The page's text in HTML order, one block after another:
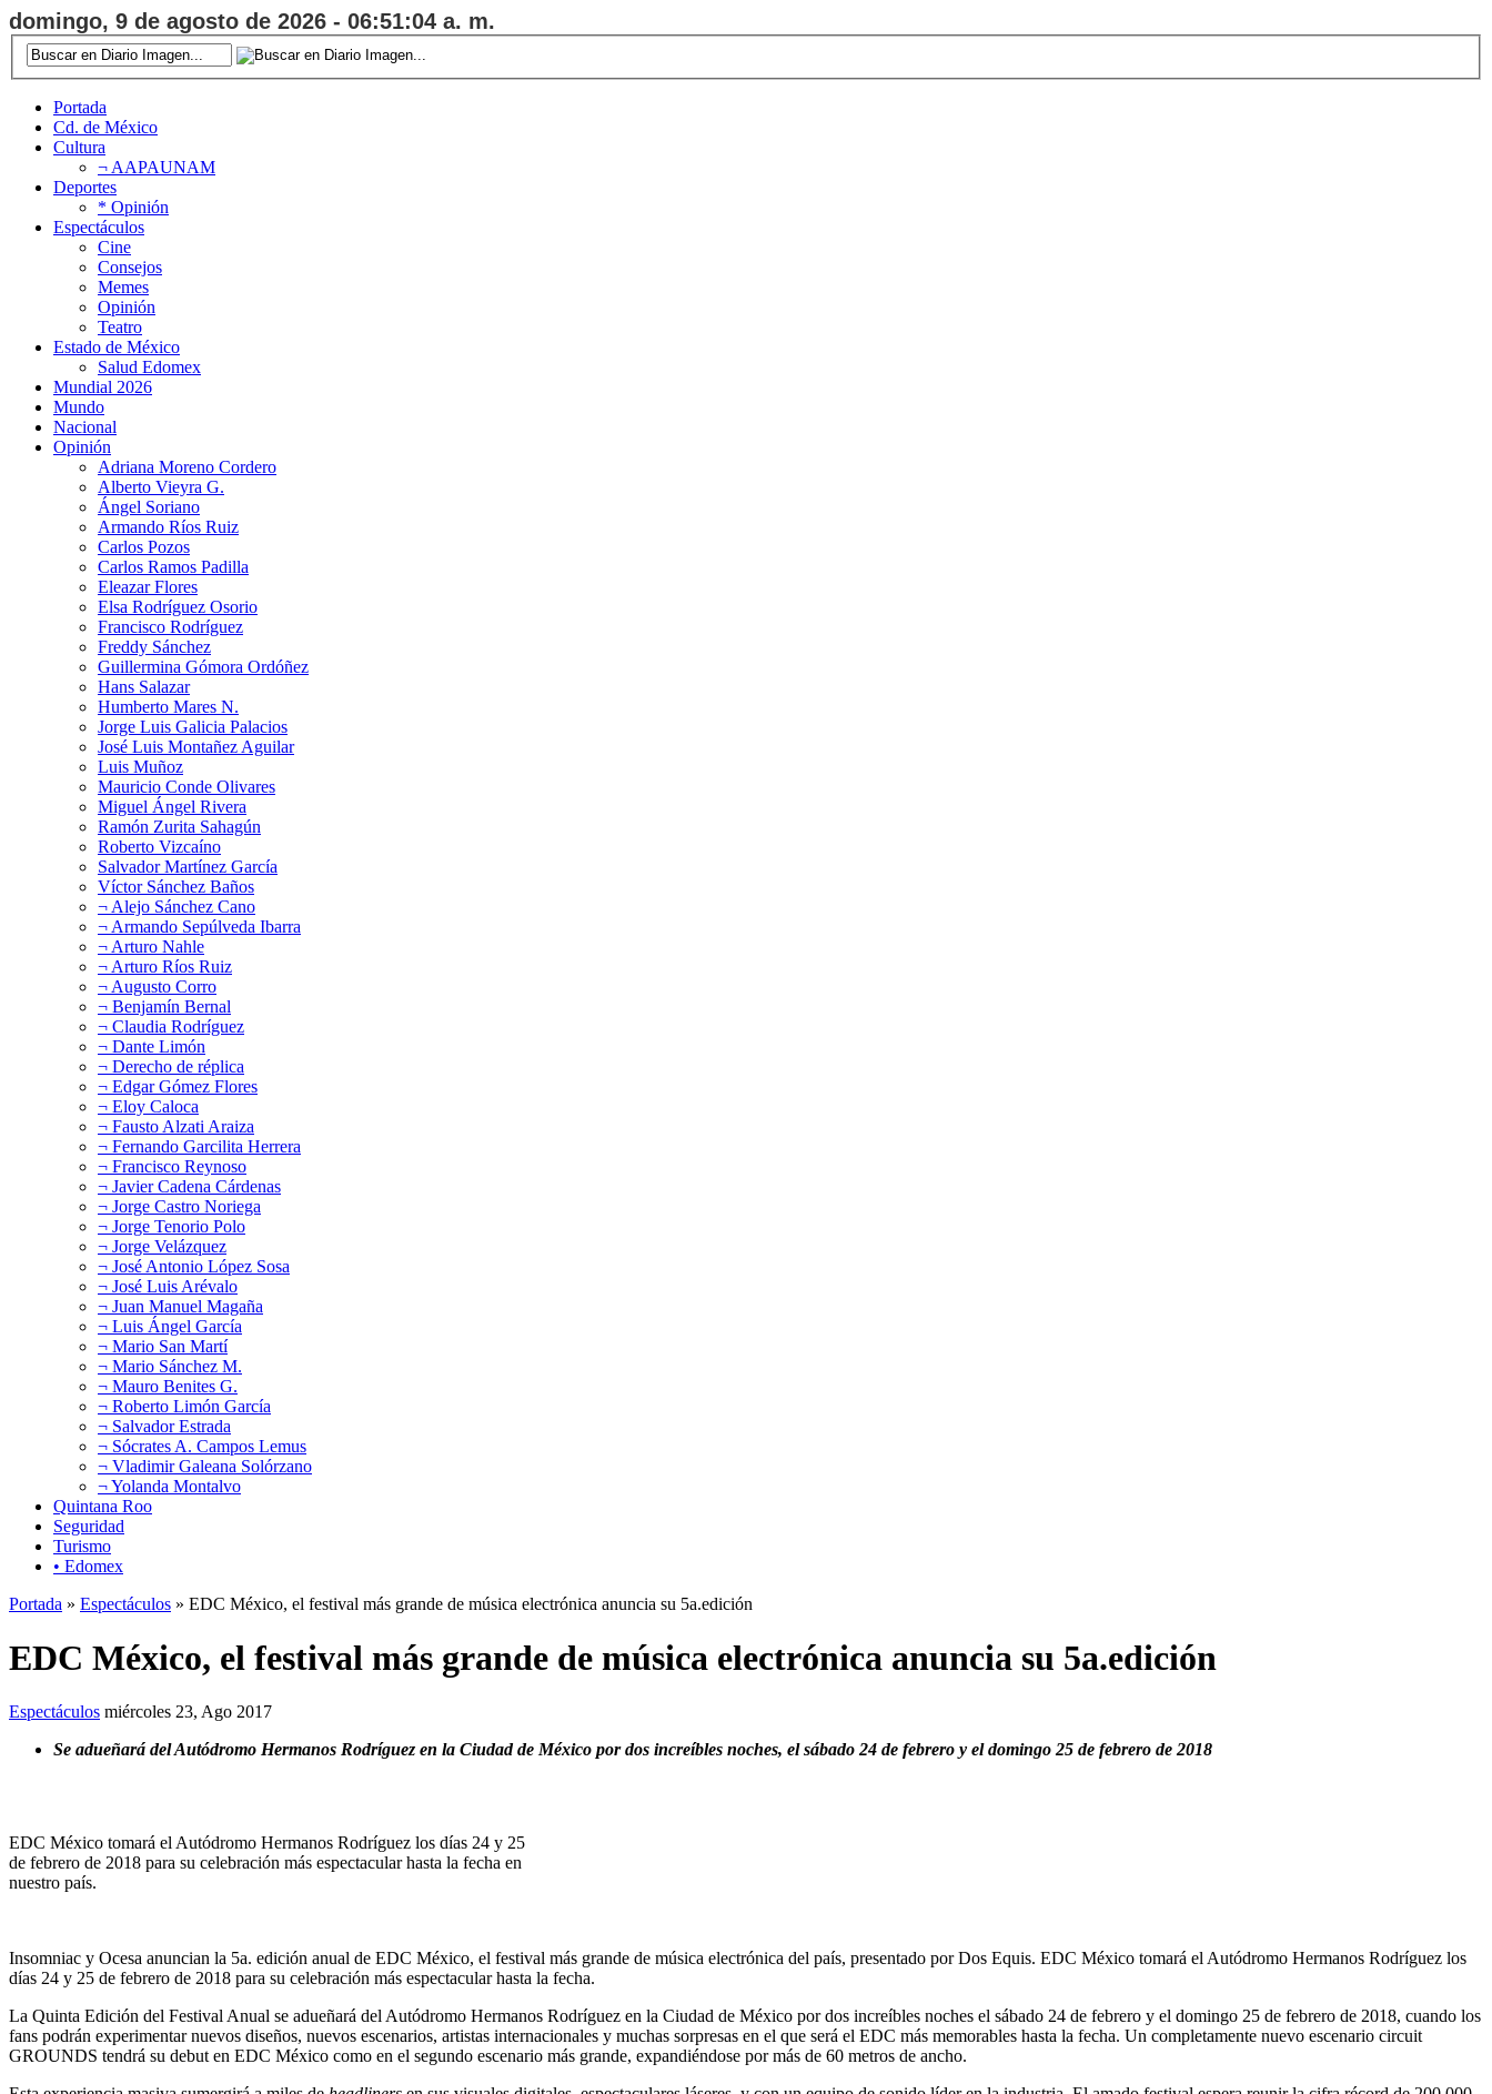
domingo, 9 de agosto de 2026 - 06:51:05 a. m.
Portada
Cd. de México
Cultura
¬ AAPAUNAM
Deportes
* Opinión
Espectáculos
Cine
Consejos
Memes
Opinión
Teatro
Estado de México
Salud Edomex
Mundial 2026
Mundo
Nacional
Opinión
Adriana Moreno Cordero
Alberto Vieyra G.
Ángel Soriano
Armando Ríos Ruiz
Carlos Pozos
Carlos Ramos Padilla
Eleazar Flores
Elsa Rodríguez Osorio
Francisco Rodríguez
Freddy Sánchez
Guillermina Gómora Ordóñez
Hans Salazar
Humberto Mares N.
Jorge Luis Galicia Palacios
José Luis Montañez Aguilar
Luis Muñoz
Mauricio Conde Olivares
Miguel Ángel Rivera
Ramón Zurita Sahagún
Roberto Vizcaíno
Salvador Martínez García
Víctor Sánchez Baños
¬ Alejo Sánchez Cano
¬ Armando Sepúlveda Ibarra
¬ Arturo Nahle
¬ Arturo Ríos Ruiz
¬ Augusto Corro
¬ Benjamín Bernal
¬ Claudia Rodríguez
¬ Dante Limón
¬ Derecho de réplica
¬ Edgar Gómez Flores
¬ Eloy Caloca
¬ Fausto Alzati Araiza
¬ Fernando Garcilita Herrera
¬ Francisco Reynoso
¬ Javier Cadena Cárdenas
¬ Jorge Castro Noriega
¬ Jorge Tenorio Polo
¬ Jorge Velázquez
¬ José Antonio López Sosa
¬ José Luis Arévalo
¬ Juan Manuel Magaña
¬ Luis Ángel García
¬ Mario San Martí
¬ Mario Sánchez M.
¬ Mauro Benites G.
¬ Roberto Limón García
¬ Salvador Estrada
¬ Sócrates A. Campos Lemus
¬ Vladimir Galeana Solórzano
¬ Yolanda Montalvo
Quintana Roo
Seguridad
Turismo
• Edomex
Portada » Espectáculos » EDC México, el festival más grande de música electrónica anuncia su 5a.edición
EDC México, el festival más grande de música electrónica anuncia su 5a.edición
Espectáculos miércoles 23, Ago 2017
Se adueñará del Autódromo Hermanos Rodríguez en la Ciudad de México por dos increíbles noches, el sábado 24 de febrero y el domingo 25 de febrero de 2018
EDC México tomará el Autódromo Hermanos Rodríguez los días 24 y 25
de febrero de 2018 para su celebración más espectacular hasta la fecha en
nuestro país.
Insomniac y Ocesa anuncian la 5a. edición anual de EDC México, el festival más grande de música electrónica del país, presentado por Dos Equis. EDC México tomará el Autódromo Hermanos Rodríguez los
días 24 y 25 de febrero de 2018 para su celebración más espectacular hasta la fecha.
La Quinta Edición del Festival Anual se adueñará del Autódromo Hermanos Rodríguez en la Ciudad de México por dos increíbles noches el sábado 24 de febrero y el domingo 25 de febrero de 2018, cuando los
fans podrán experimentar nuevos diseños, nuevos escenarios, artistas internacionales y muchas sorpresas en el que será el EDC más memorables hasta la fecha. Un completamente nuevo escenario circuit
GROUNDS tendrá su debut en EDC México como en el segundo escenario más grande, expandiéndose por más de 60 metros de ancho.